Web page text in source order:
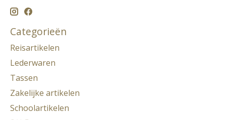
Categorieën
Reisartikelen
Lederwaren
Tassen
Zakelijke artikelen
Schoolartikelen